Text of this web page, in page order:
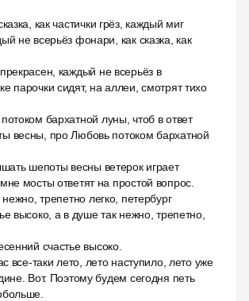
как частички грёз, каждый миг
не всерьёз фонари, как сказка, как
каждый не всерьёз в
парочки сидят, на аллеи, смотрят тихо
бархатной луны, чтоб в ответ
весны, про Любовь потоком бархатной
шепоты весны ветерок играет
мосты ответят на простой вопрос.
трепетно легко, петербург
высоко, а в душе так нежно, трепетно,
счастье высоко.
все-таки лето, лето наступило, лето уже
Вот. Поэтому будем сегодня петь